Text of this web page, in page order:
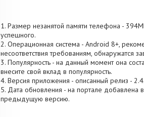
1. Размер незанятой памяти телефона -
успешного.
2. Операционная система - Android 8+,
несоответствия требованиям, обнаружатся
3. Популярность - на данный момент она
внесите свой вклад в популярность.
4. Версия приложения - описанный релиз -
5. Дата обновления - на портале добавлена
предыдущую версию.